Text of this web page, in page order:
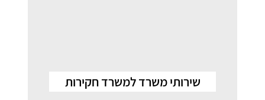
שירותי משרד למשרד חקירות